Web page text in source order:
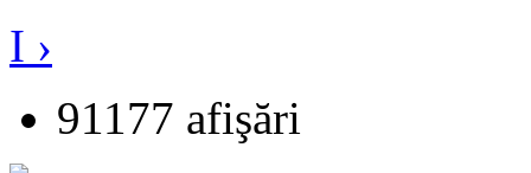
I ›
91177 afişări